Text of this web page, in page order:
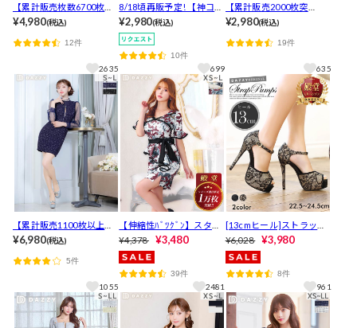
【累計販売枚数6700枚超
え】カシュクールドレー
イトミニ丈キャバドレス
¥4,980(税込)
12件
2635
8/18頃再販予定! 【神コス
パ・2980円,累計2000枚販
売】SEXYな肩見せ＆深ス
リットロングキャバドレ
ス[プチプラキャバドレス]
【入荷通知登録推奨】
¥2,980(税込)
10件
699
【累計販売2000枚突
破！】【LLあり】上品透
ーOKミニドレス[プチプ
¥2,980(税込)
19件
635
【累計販売1100枚以上】
［明日花キララ×胸元ジッ
るツイード ミニドレス[S
¥6,980(税込)
5件
1055
【伸縮性ﾊﾞﾂｸﾞﾝ】スタイ
ルUPペプラム&袖ありミ
ニドレス【1万枚販売】
¥4,378 ¥3,480
39件
2481
[13cmヒール]ストラップ
付ラメ入りフラワーレー
スキャバヒールサンダル
[dazzyオリジナル]
¥6,028 ¥3,980
8件
961